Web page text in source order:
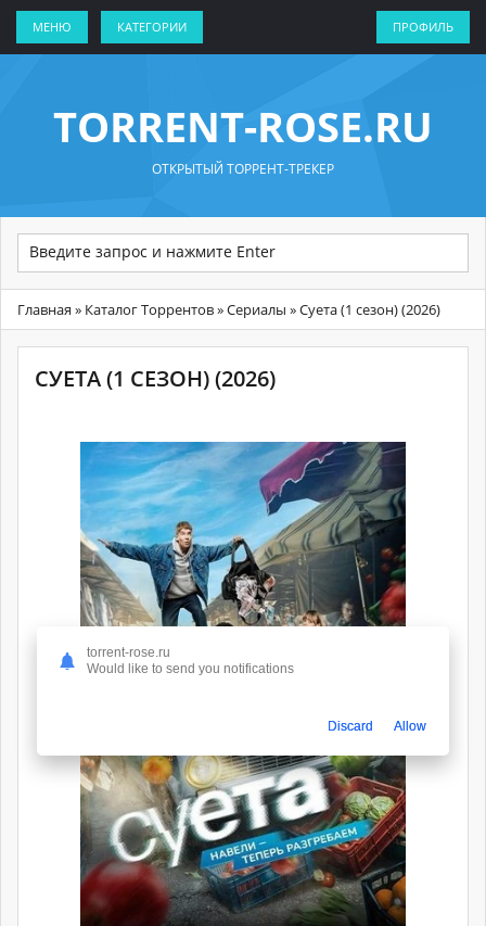
МЕНЮ КАТЕГОРИИ ПРОФИЛЬ
TORRENT-ROSE.RU
ОТКРЫТЫЙ ТОРРЕНТ-ТРЕКЕР
Главная » Каталог Торрентов»Сериалы » Суета (1 сезон) (2026)
СУЕТА (1 СЕЗОН) (2026)
torrent-rose.ru
Would like to send you notifications
Discard Allow